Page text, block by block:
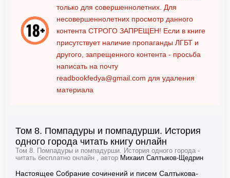
только для совершеннолетних. Для
несовершеннолетних просмотр данного
контента СТРОГО ЗАПРЕЩЕН! Если в книге
присутствует наличие пропаганды ЛГБТ и
другого, запрещенного контента - просьба
написать на почту
readbookfedya@gmail.com для удаления
материала
Том 8. Помпадуры и помпадурши. История
одного города читать книгу онлайн
Том 8. Помпадуры и помпадурши. История одного города -
читать бесплатно онлайн , автор Михаил Салтыков-Щедрин
Настоящее Собрание сочинений и писем Салтыкова-